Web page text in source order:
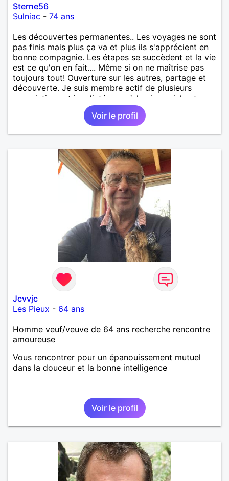
Sterne56
Sulniac - 74 ans
Les découvertes permanentes.. Les voyages ne sont
pas finis mais plus ça va et plus ils s'apprécient en
bonne compagnie. Les étapes se succèdent et la vie
est ce qu'on en fait.... Même si on ne maîtrise pas
toujours tout! Ouverture sur les autres, partage et
découverte. Je suis membre actif de plusieurs
associations et je m'intéresse à la vie sociale et
politique depuis des années... Même si depuis
quelques temps déjà j'ai le sentiment d'être un peu
(beaucoup!) perdu.... Mais je suis résolument
gros temps on réduit la voilure et on patiente
jusqu'au retour d'une accalmie... Et tout cet
engagement ne peut s'accomplir pleinement que s'il
est partagé réciproquement dans l'intimité
Voir le profil
Jcvvjc
Les Pieux - 64 ans
Homme veuf/veuve de 64 ans recherche rencontre
amoureuse
Vous rencontrer pour un épanouissement mutuel
dans la douceur et la bonne intelligence
Voir le profil